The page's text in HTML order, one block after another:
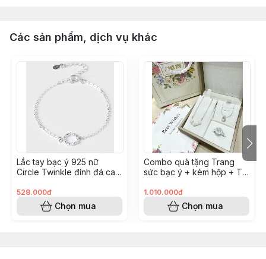
Các sản phẩm, dịch vụ khác
￼Lắc tay bạc ý 925 nữ
Circle Twinkle đính đá cao
528.000đ
Chọn mua
Combo quà tặng Trang
sức bạc ý + kèm hộp + Túi
1.010.000đ
Chọn mua